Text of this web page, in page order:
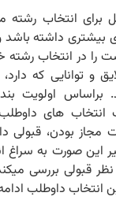
برای انتخاب
بیشتری داشته باشد
را در انتخاب
و توانایی که
براساس اولویت
های داوطلب
بودن، قبولی
این صورت به
نظر قبولی بررسی
انتخاب داوطلب